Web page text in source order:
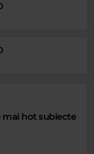
mai hot subiecte